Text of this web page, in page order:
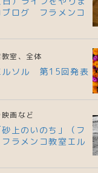
ブログ フラメンコ
室、全体
ルソル 第15回発表
画など
上のいのち」（フ
ラメンコ教室エル